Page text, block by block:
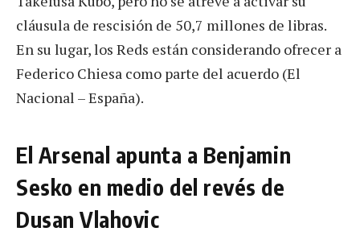
cláusula de rescisión de 50,7 millones de libras.
En su lugar, los Reds están considerando ofrecer a
Federico Chiesa como parte del acuerdo (El
Nacional – España).
El Arsenal apunta a Benjamin
Sesko en medio del revés de
Dusan Vlahovic